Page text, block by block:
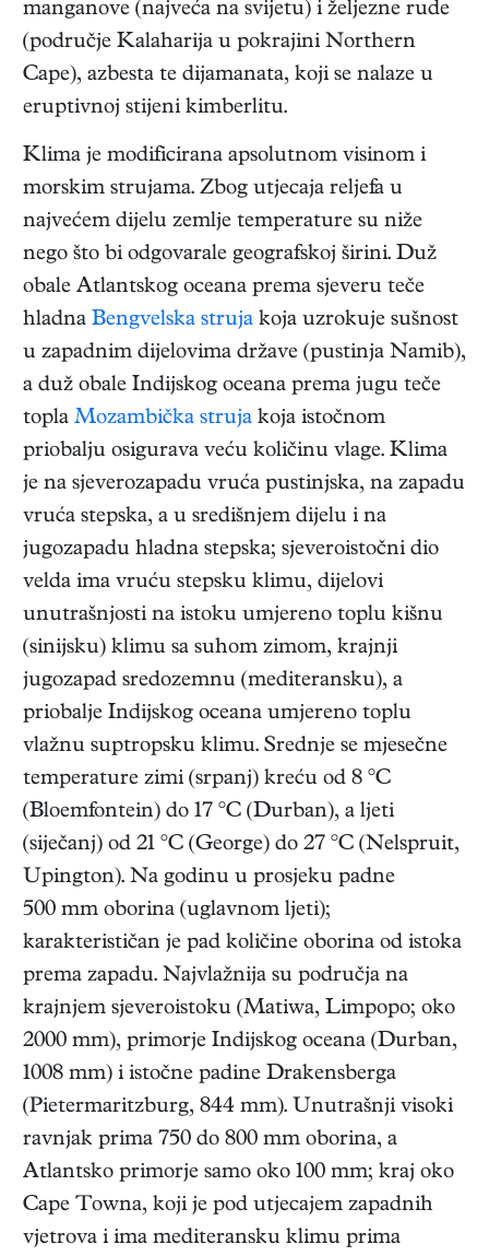
manganove (najveća na svijetu) i željezne rude
(područje Kalaharija u pokrajini Northern
Cape), azbesta te dijamanata, koji se nalaze u
eruptivnoj stijeni kimberlitu.
Klima je modificirana apsolutnom visinom i
morskim strujama. Zbog utjecaja reljefa u
najvećem dijelu zemlje temperature su niže
nego što bi odgovarale geografskoj širini. Duž
obale Atlantskog oceana prema sjeveru teče
hladna Bengvelska struja koja uzrokuje sušnost
u zapadnim dijelovima države (pustinja Namib),
a duž obale Indijskog oceana prema jugu teče
topla Mozambička struja koja istočnom
priobalju osigurava veću količinu vlage. Klima
je na sjeverozapadu vruća pustinjska, na zapadu
vruća stepska, a u središnjem dijelu i na
jugozapadu hladna stepska; sjeveroistočni dio
velda ima vruću stepsku klimu, dijelovi
unutrašnjosti na istoku umjereno toplu kišnu
(sinijsku) klimu sa suhom zimom, krajnji
jugozapad sredozemnu (mediteransku), a
priobalje Indijskog oceana umjereno toplu
vlažnu suptropsku klimu. Srednje se mjesečne
temperature zimi (srpanj) kreću od 8 °C
(Bloemfontein) do 17 °C (Durban), a ljeti
(siječanj) od 21 °C (George) do 27 °C (Nelspruit,
Upington). Na godinu u prosjeku padne
500 mm oborina (uglavnom ljeti);
karakterističan je pad količine oborina od istoka
prema zapadu. Najvlažnija su područja na
krajnjem sjeveroistoku (Matiwa, Limpopo; oko
2000 mm), primorje Indijskog oceana (Durban,
1008 mm) i istočne padine Drakensberga
(Pietermaritzburg, 844 mm). Unutrašnji visoki
ravnjak prima 750 do 800 mm oborina, a
Atlantsko primorje samo oko 100 mm; kraj oko
Cape Towna, koji je pod utjecajem zapadnih
vjetrova i ima mediteransku klimu prima